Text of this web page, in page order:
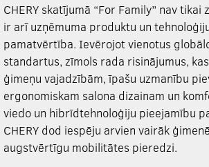
CHERY skatījumā “For Family” nav tikai
ir arī uzņēmuma produktu un
pamatvērtība. Ievērojot vienotus
standartus, zīmols rada risinājumus,
ģimeņu vajadzībām, īpašu uzmanību
ergonomiskam salona dizainam un
viedo un hibrīdtehnoloģiju pieejamību
CHERY dod iespēju arvien vairāk
augstvērtīgu mobilitātes pieredzi.